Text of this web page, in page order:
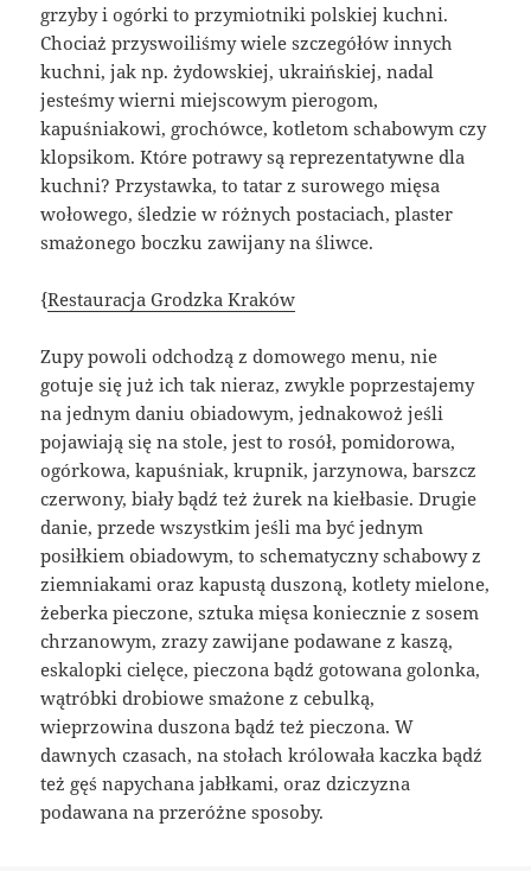
grzyby i ogórki to przymiotniki polskiej kuchni.
Chociaż przyswoiliśmy wiele szczegółów innych
kuchni, jak np. żydowskiej, ukraińskiej, nadal
jesteśmy wierni miejscowym pierogom,
kapuśniakowi, grochówce, kotletom schabowym czy
klopsikom. Które potrawy są reprezentatywne dla
kuchni? Przystawka, to tatar z surowego mięsa
wołowego, śledzie w różnych postaciach, plaster
smażonego boczku zawijany na śliwce.
{Restauracja Grodzka Kraków
Zupy powoli odchodzą z domowego menu, nie
gotuje się już ich tak nieraz, zwykle poprzestajemy
na jednym daniu obiadowym, jednakowoż jeśli
pojawiają się na stole, jest to rosół, pomidorowa,
ogórkowa, kapuśniak, krupnik, jarzynowa, barszcz
czerwony, biały bądź też żurek na kiełbasie. Drugie
danie, przede wszystkim jeśli ma być jednym
posiłkiem obiadowym, to schematyczny schabowy z
ziemniakami oraz kapustą duszoną, kotlety mielone,
żeberka pieczone, sztuka mięsa koniecznie z sosem
chrzanowym, zrazy zawijane podawane z kaszą,
eskalopki cielęce, pieczona bądź gotowana golonka,
wątróbki drobiowe smażone z cebulką,
wieprzowina duszona bądź też pieczona. W
dawnych czasach, na stołach królowała kaczka bądź
też gęś napychana jabłkami, oraz dziczyzna
podawana na przeróżne sposoby.